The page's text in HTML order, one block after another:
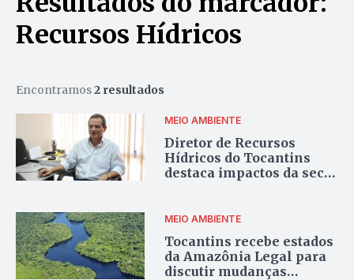
Recursos Hídricos
Encontramos2 resultados
MEIO AMBIENTE
Diretor de Recursos
Hídricos do Tocantins
destaca impactos da seca
MEIO AMBIENTE
Tocantins recebe estados
da Amazônia Legal para
discutir mudanças